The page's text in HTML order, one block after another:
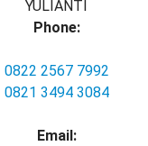
YULIANTI
Phone:
0822 2567 7992
0821 3494 3084
Email: